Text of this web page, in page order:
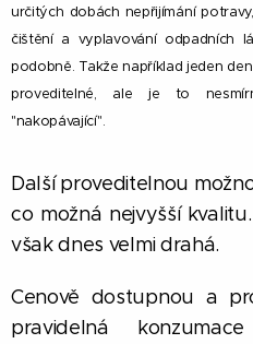
určitých dobách nepřijímání
čištění a vyplavování odpadních
podobně. Takže například jeden
proveditelné, ale je to
"nakopávající".
Další proveditelnou
co možná nejvyšší
však dnes velmi drahá.
Cenově dostupnou a
pravidelná